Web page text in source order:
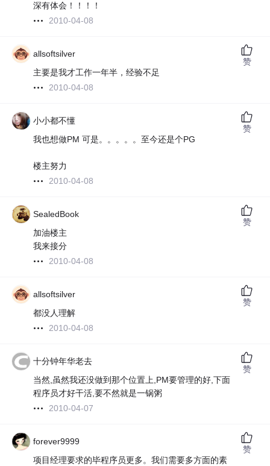
深有体会！！！！
2010-04-08
allsoftsilver
主要是我才工作一年半，经验不足
2010-04-08
赞
小小都不懂
我也想做PM 可是。。。。。至今还是个PG
楼主努力
2010-04-08
赞
SealedBook
加油楼主
我来接分
2010-04-08
赞
allsoftsilver
都没人理解
2010-04-08
赞
十分钟年华老去
当然,虽然我还没做到那个位置上,PM要管理的好,下面
程序员才好干活,要不然就是一锅粥
2010-04-07
赞
forever9999
项目经理要求的毕程序员更多。我们需要多方面的素
赞